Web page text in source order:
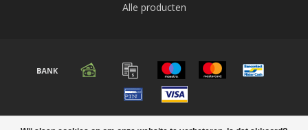
Alle producten